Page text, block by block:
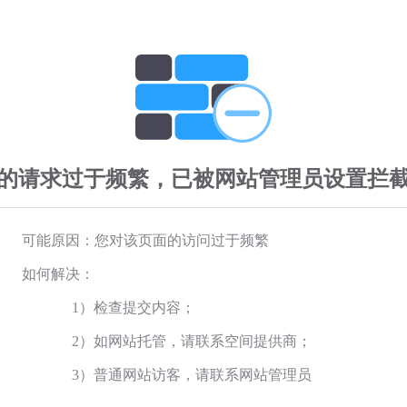
请求过于频繁，已被网站管理员设置拦
可能原因：您对该页面的访问过于频繁
如何解决：
1）检查提交内容；
2）如网站托管，请联系空间提供商；
3）普通网站访客，请联系网站管理员